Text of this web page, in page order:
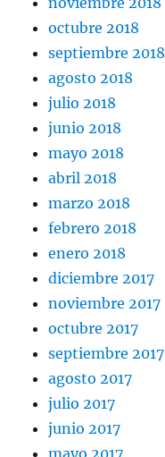
octubre 2018
septiembre 2018
agosto 2018
julio 2018
junio 2018
mayo 2018
abril 2018
marzo 2018
febrero 2018
enero 2018
diciembre 2017
noviembre 2017
octubre 2017
septiembre 2017
agosto 2017
julio 2017
junio 2017